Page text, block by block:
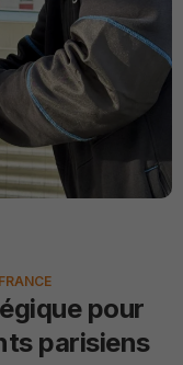
pour
parisiens